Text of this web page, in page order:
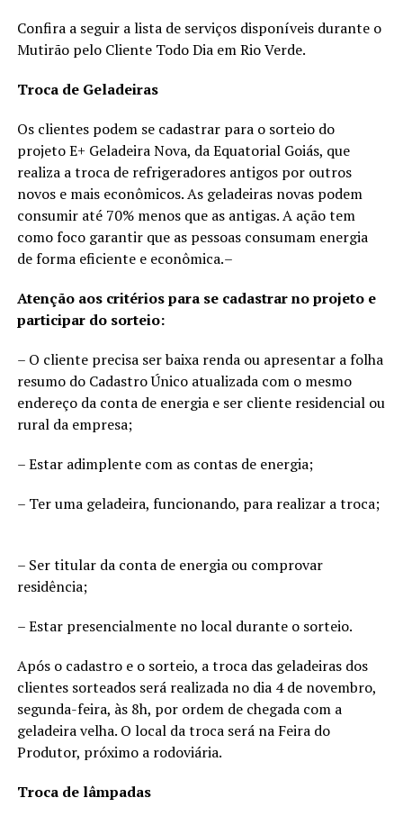
Confira a seguir a lista de serviços disponíveis durante o
Mutirão pelo Cliente Todo Dia em Rio Verde.
Troca de Geladeiras
Os clientes podem se cadastrar para o sorteio do
projeto E+ Geladeira Nova, da Equatorial Goiás, que
realiza a troca de refrigeradores antigos por outros
novos e mais econômicos. As geladeiras novas podem
consumir até 70% menos que as antigas. A ação tem
como foco garantir que as pessoas consumam energia
de forma eficiente e econômica. –
Atenção aos critérios para se cadastrar no projeto e
participar do sorteio:
– O cliente precisa ser baixa renda ou apresentar a folha
resumo do Cadastro Único atualizada com o mesmo
endereço da conta de energia e ser cliente residencial ou
rural da empresa;
– Estar adimplente com as contas de energia;
– Ter uma geladeira, funcionando, para realizar a troca;
– Ser titular da conta de energia ou comprovar
residência;
– Estar presencialmente no local durante o sorteio.
Após o cadastro e o sorteio, a troca das geladeiras dos
clientes sorteados será realizada no dia 4 de novembro,
segunda-feira, às 8h, por ordem de chegada com a
geladeira velha. O local da troca será na Feira do
Produtor, próximo a rodoviária.
Troca de lâmpadas